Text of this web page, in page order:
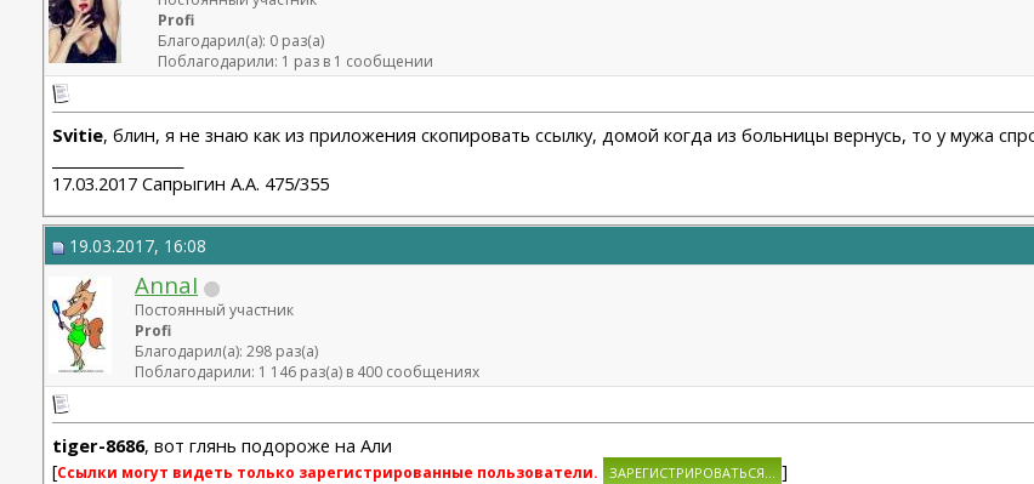
Profi
Благодарил(а): 0 раз(а)
Поблагодарили: 1 раз в 1 сообщении
Svitie, блин, я не знаю как из приложения скопировать ссылку, домой когда из больницы вернусь, то у мужа
17.03.2017 Сапрыгин А.А. 475/355
19.03.2017, 16:08
AnnaI
Постоянный участник
Profi
Благодарил(а): 298 раз(а)
Поблагодарили: 1 146 раз(а) в 400 сообщениях
tiger-8686, вот глянь подороже на Али
[Ссылки могут видеть только зарегистрированные пользователи. ]